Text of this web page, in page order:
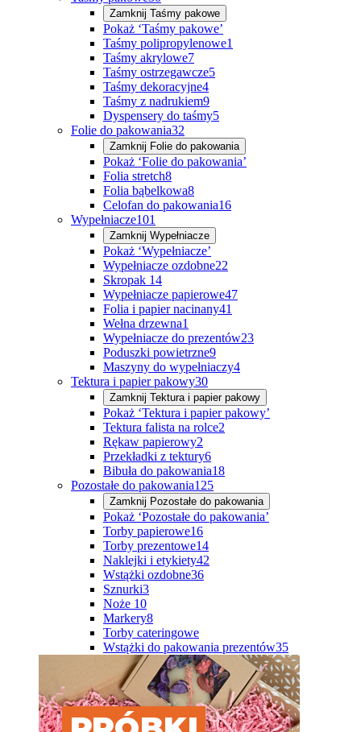
Zamknij Taśmy pakowe
Pokaż ‘Taśmy pakowe’
Taśmy polipropylenowe1
Taśmy akrylowe7
Taśmy ostrzegawcze5
Taśmy dekoracyjne4
Taśmy z nadrukiem9
Dyspensery do taśmy5
Folie do pakowania32
Zamknij Folie do pakowania
Pokaż ‘Folie do pakowania’
Folia stretch8
Folia bąbelkowa8
Celofan do pakowania16
Wypełniacze101
Zamknij Wypełniacze
Pokaż ‘Wypełniacze’
Wypełniacze ozdobne22
Skropak 14
Wypełniacze papierowe47
Folia i papier nacinany41
Wełna drzewna1
Wypełniacze do prezentów23
Poduszki powietrzne9
Maszyny do wypełniaczy4
Tektura i papier pakowy30
Zamknij Tektura i papier pakowy
Pokaż ‘Tektura i papier pakowy’
Tektura falista na rolce2
Rękaw papierowy2
Przekładki z tektury6
Bibuła do pakowania18
Pozostałe do pakowania125
Zamknij Pozostałe do pakowania
Pokaż ‘Pozostałe do pakowania’
Torby papierowe16
Torby prezentowe14
Naklejki i etykiety42
Wstążki ozdobne36
Sznurki3
Noże 10
Markery8
Torby cateringowe
Wstążki do pakowania prezentów35